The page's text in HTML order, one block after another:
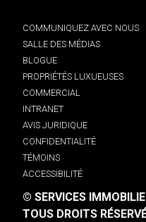
COMMUNIQUEZ AVEC NOUS
SALLE DES MÉDIAS
BLOGUE
PROPRIÉTÉS LUXUEUSES
COMMERCIAL
INTRANET
AVIS JURIDIQUE
CONFIDENTIALITÉ
TÉMOINS
ACCESSIBILITÉ
© SERVICES
TOUS DROITS